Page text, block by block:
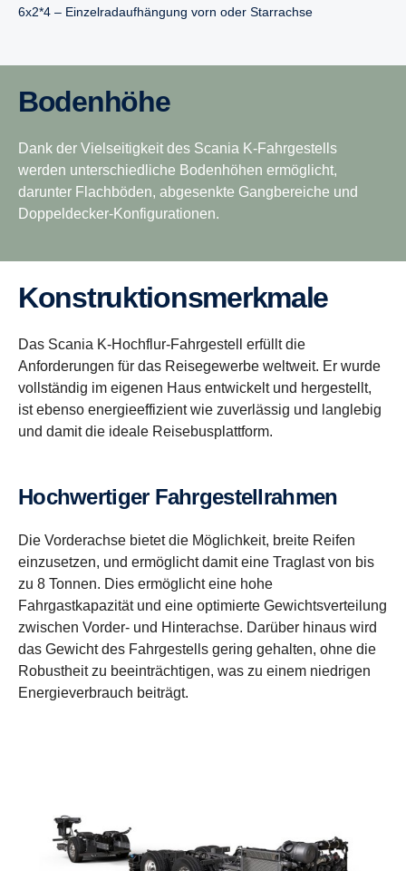
6x2*4 – Einzelradaufhängung vorn oder Starrachse
Bodenhöhe
Dank der Vielseitigkeit des Scania K-Fahrgestells
werden unterschiedliche Bodenhöhen ermöglicht,
darunter Flachböden, abgesenkte Gangbereiche und
Doppeldecker-Konfigurationen.
Konstruktionsmerkmale
Das Scania K-Hochflur-Fahrgestell erfüllt die
Anforderungen für das Reisegewerbe weltweit. Er wurde
vollständig im eigenen Haus entwickelt und hergestellt,
ist ebenso energieeffizient wie zuverlässig und langlebig
und damit die ideale Reisebusplattform.
Hochwertiger Fahrgestellrahmen
Die Vorderachse bietet die Möglichkeit, breite Reifen
einzusetzen, und ermöglicht damit eine Traglast von bis
zu 8 Tonnen. Dies ermöglicht eine hohe
Fahrgastkapazität und eine optimierte Gewichtsverteilung
zwischen Vorder- und Hinterachse. Darüber hinaus wird
das Gewicht des Fahrgestells gering gehalten, ohne die
Robustheit zu beeinträchtigen, was zu einem niedrigen
Energieverbrauch beiträgt.